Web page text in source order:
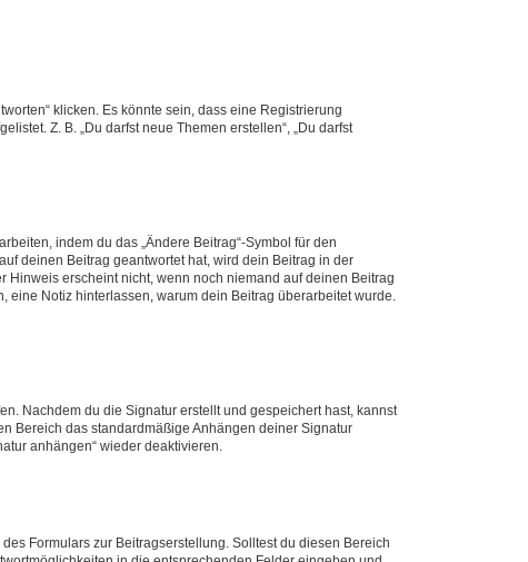
klicken. Es könnte sein, dass eine Registrierung
Z. B. „Du darfst neue Themen erstellen“, „Du darfst
indem du das „Ändere Beitrag“-Symbol für den
deinen Beitrag geantwortet hat, wird dein Beitrag in der
erscheint nicht, wenn noch niemand auf deinen Beitrag
Notiz hinterlassen, warum dein Beitrag überarbeitet wurde.
Nachdem du die Signatur erstellt und gespeichert hast, kannst
Bereich das standardmäßige Anhängen deiner Signatur
anhängen“ wieder deaktivieren.
Formulars zur Beitragserstellung. Solltest du diesen Bereich